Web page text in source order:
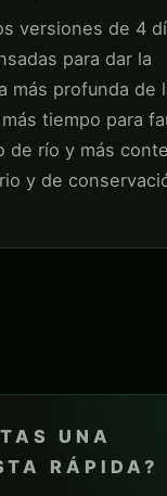
versiones de 4
para dar la
más profunda de
tiempo para
de río y más
y de
UNA
RÁPIDA?